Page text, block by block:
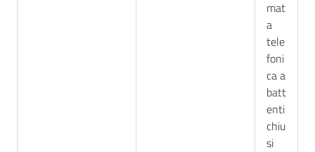
mat
a
tele
foni
ca a
batt
enti
chiu
si